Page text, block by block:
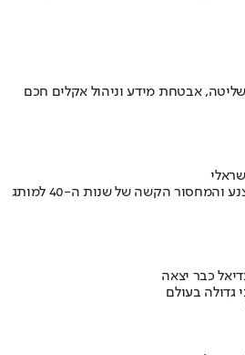
אבטחת מידע וניהול אקלים חכם
איך אסם הפכה את תקופת הצנע והמחסור הקשה של שנות ה-40 למותג
כבר יצאה
גדולה בעולם